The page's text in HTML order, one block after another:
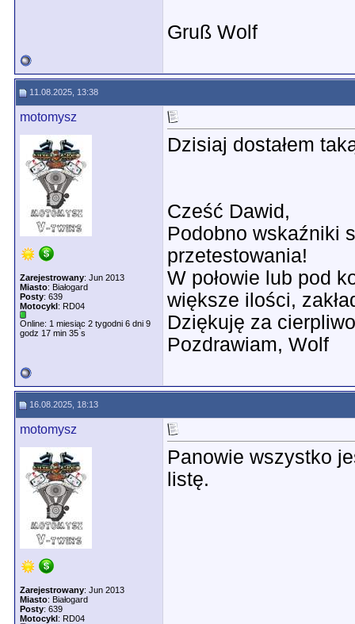
Gruß Wolf
11.08.2025, 13:38
motomysz
Zarejestrowany: Jun 2013
Miasto: Białogard
Posty: 639
Motocykl: RD04
Online: 1 miesiąc 2 tygodni 6 dni 9
godz 17 min 35 s
Dzisiaj dostałem
Cześć Dawid,
Podobno wskaźniki
przetestowania!
W połowie lub pod
większe ilości,
Dziękuję za
Pozdrawiam, Wolf
16.08.2025, 18:13
motomysz
Zarejestrowany: Jun 2013
Miasto: Białogard
Posty: 639
Motocykl: RD04
Panowie wszystko
listę.